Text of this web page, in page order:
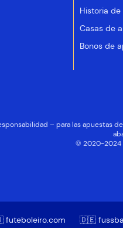
Historia de
Casas de
Bonos de
– para las
© 2020-2024
🇩🇪